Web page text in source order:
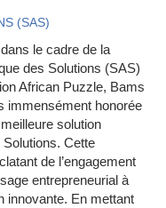
(SAS)
le cadre de la
des Solutions (SAS)
African Puzzle, Bams
immensément honorée
solution
Solutions. Cette
de l’engagement
entrepreneurial à
innovante. En mettant